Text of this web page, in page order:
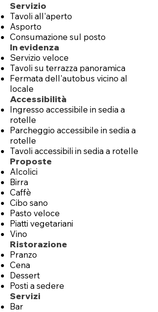
Servizio
Tavoli all'aperto
Asporto
Consumazione sul posto
In evidenza
Servizio veloce
Tavoli su terrazza panoramica
Fermata dell'autobus vicino al
locale
Accessibilità
Ingresso accessibile in sedia a
rotelle
Parcheggio accessibile in sedia a
rotelle
Tavoli accessibili in sedia a rotelle
Proposte
Alcolici
Birra
Caffè
Cibo sano
Pasto veloce
Piatti vegetariani
Vino
Ristorazione
Pranzo
Cena
Dessert
Posti a sedere
Servizi
Bar